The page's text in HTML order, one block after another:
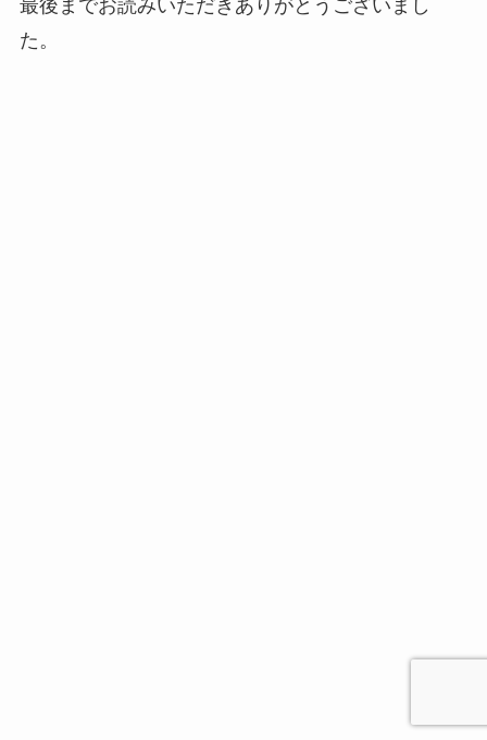
最後までお読みいただきありがとうございまし
た。